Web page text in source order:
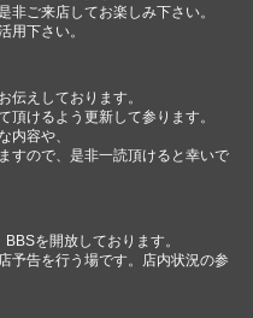
非ご来店してお楽しみ下さい。
用下さい。
伝えしております。
頂けるよう更新して参ります。
内容や、
すので、是非一読頂けると幸いで
を開放しております。
予告を行う場です。店内状況の参